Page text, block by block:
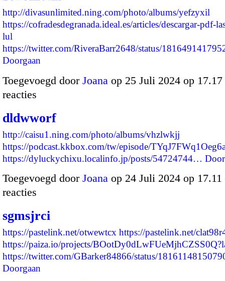
http://divasunlimited.ning.com/photo/albums/yefzyxil
https://cofradesdegranada.ideal.es/articles/descargar-pdf-
lul
https://twitter.com/RiveraBarr2648/status/
Doorgaan
Toegevoegd door Joana op 25 Juli 2024 op
reacties
dldwworf
http://caisu1.ning.com/photo/albums/vhzlwkjj
https://podcast.kkbox.com/tw/episode/
https://dyluckychixu.localinfo.jp/posts/54724744…
Toegevoegd door Joana op 24 Juli 2024 op
reacties
sgmsjrci
https://pastelink.net/otwewtcx https://pastelink.net/
https://paiza.io/projects/
https://twitter.com/GBarker84866/status/
Doorgaan